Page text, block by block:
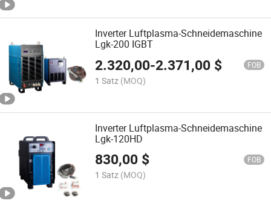
Inverter Luftplasma-Schneidemaschine
Lgk-200 IGBT
2.320,00-2.371,00 $ FOB
1 Satz (MOQ)
Inverter Luftplasma-Schneidemaschine
Lgk-120HD
830,00 $ FOB
1 Satz (MOQ)